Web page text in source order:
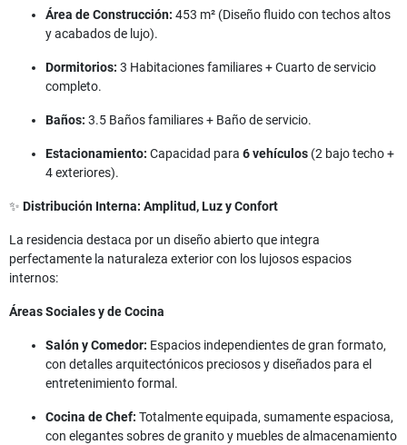
Área de Construcción: 453 m² (Diseño fluido con techos altos
y acabados de lujo).
Dormitorios: 3 Habitaciones familiares + Cuarto de servicio
completo.
Baños: 3.5 Baños familiares + Baño de servicio.
Estacionamiento: Capacidad para 6 vehículos (2 bajo techo +
4 exteriores).
✨ Distribución Interna: Amplitud, Luz y Confort
La residencia destaca por un diseño abierto que integra
perfectamente la naturaleza exterior con los lujosos espacios
internos:
Áreas Sociales y de Cocina
Salón y Comedor: Espacios independientes de gran formato,
con detalles arquitectónicos preciosos y diseñados para el
entretenimiento formal.
Cocina de Chef: Totalmente equipada, sumamente espaciosa,
con elegantes sobres de granito y muebles de almacenamiento